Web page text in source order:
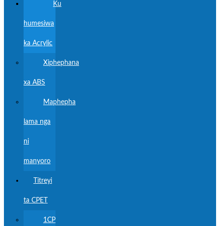
Ku
humesiwa
ka Acrylic
Xiphephana
xa ABS
Maphepha
lama nga
ni
manyoro
Titreyi
ta CPET
1CP